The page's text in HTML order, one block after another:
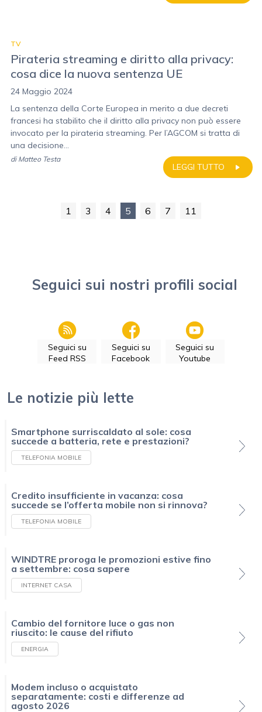
TV
Pirateria streaming e diritto alla privacy:
cosa dice la nuova sentenza UE
24 Maggio 2024
La sentenza della Corte Europea in merito a due decreti
francesi ha stabilito che il diritto alla privacy non può essere
invocato per la pirateria streaming. Per l’AGCOM si tratta di
una decisione...
LEGGI TUTTO
di Matteo Testa
1 3 4 5 6 7 11
Seguici sui nostri profili social
Seguici su
Feed RSS
Seguici su
Facebook
Seguici su
Youtube
Le notizie più lette
Smartphone surriscaldato al sole: cosa
succede a batteria, rete e prestazioni?
TELEFONIA MOBILE
Credito insufficiente in vacanza: cosa
succede se l’offerta mobile non si rinnova?
TELEFONIA MOBILE
WINDTRE proroga le promozioni estive fino
a settembre: cosa sapere
INTERNET CASA
Cambio del fornitore luce o gas non
riuscito: le cause del rifiuto
ENERGIA
Modem incluso o acquistato
separatamente: costi e differenze ad
agosto 2026